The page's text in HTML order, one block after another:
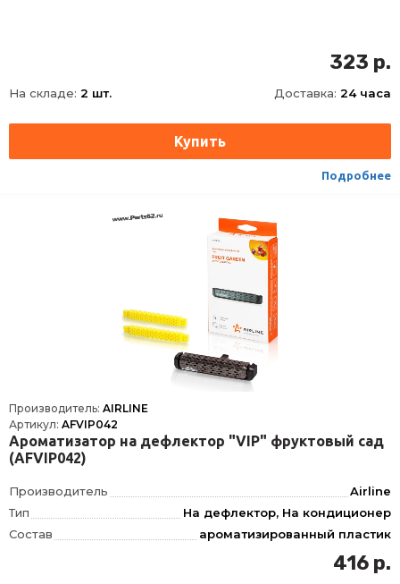
323 р.
На складе: 2 шт. Доставка: 24 часа
Подробнее
Производитель: AIRLINE
Артикул: AFVIP042
Ароматизатор на дефлектор "VIP" фруктовый сад
(AFVIP042)
Производитель
Airline
Тип
На дефлектор, На кондиционер
Состав
ароматизированный пластик
Фруктовый сад
416 р.